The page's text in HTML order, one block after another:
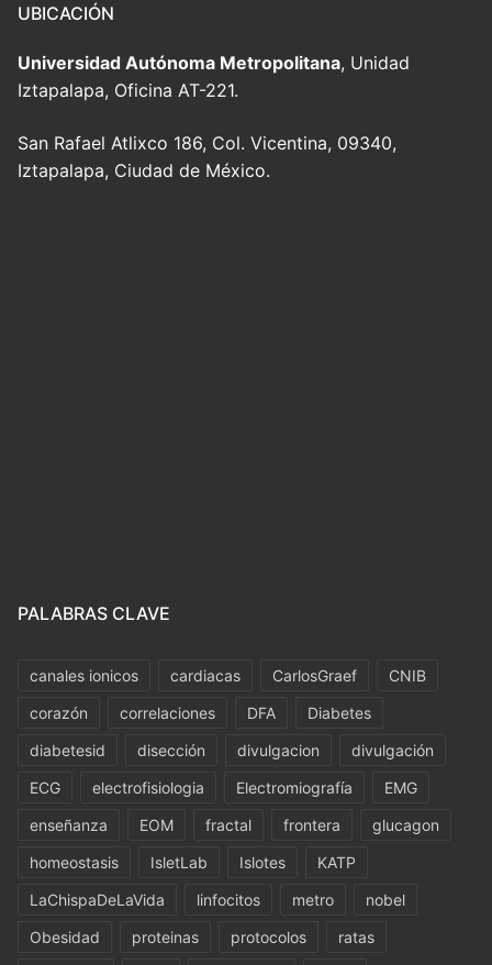
UBICACIÓN
Universidad Autónoma Metropolitana, Unidad
Iztapalapa, Oficina AT-221.
San Rafael Atlixco 186, Col. Vicentina, 09340,
Iztapalapa, Ciudad de México.
PALABRAS CLAVE
canales ionicos cardiacas CarlosGraef
CNIB
corazón
correlaciones DFA
Diabetes
diabetesid
disección divulgacion
divulgación
ECG
electrofisiologia Electromiografía
EMG
enseñanza
EOM fractal frontera
glucagon
homeostasis
IsletLab Islotes
KATP
LaChispaDeLaVida
linfocitos metro
nobel
Obesidad
proteinas protocolos
ratas